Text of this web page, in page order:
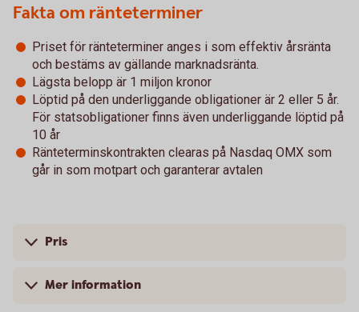
Fakta om ränteterminer
Priset för ränteterminer anges i som effektiv årsränta
och bestäms av gällande marknadsränta.
Lägsta belopp är 1 miljon kronor
Löptid på den underliggande obligationer är 2 eller 5 år.
För statsobligationer finns även underliggande löptid på
10 år
Ränteterminskontrakten clearas på Nasdaq OMX som
går in som motpart och garanterar avtalen
Pris
Mer information